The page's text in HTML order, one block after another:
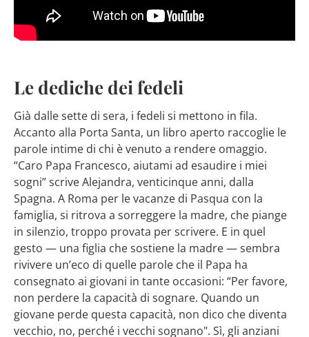
Le dediche dei fedeli
Già dalle sette di sera, i fedeli si mettono in fila.
Accanto alla Porta Santa, un libro aperto raccoglie le
parole intime di chi è venuto a rendere omaggio.
“Caro Papa Francesco, aiutami ad esaudire i miei
sogni” scrive Alejandra, venticinque anni, dalla
Spagna. A Roma per le vacanze di Pasqua con la
famiglia, si ritrova a sorreggere la madre, che piange
in silenzio, troppo provata per scrivere. E in quel
gesto — una figlia che sostiene la madre — sembra
rivivere un’eco di quelle parole che il Papa ha
consegnato ai giovani in tante occasioni: “Per favore,
non perdere la capacità di sognare. Quando un
giovane perde questa capacità, non dico che diventa
vecchio, no, perché i vecchi sognano". Sì, gli anziani